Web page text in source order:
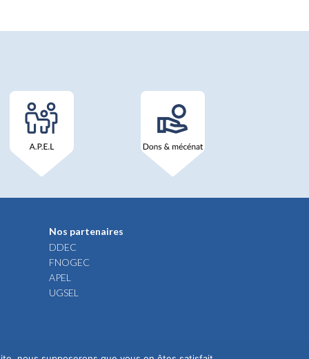
Nos partenaires
DDEC
FNOGEC
APEL
UGSEL